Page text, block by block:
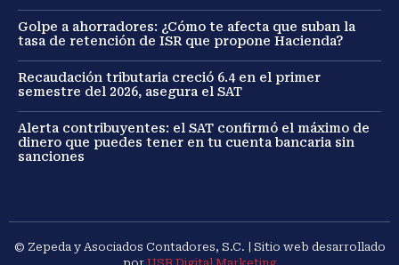
Golpe a ahorradores: ¿Cómo te afecta que suban la
tasa de retención de ISR que propone Hacienda?
Recaudación tributaria creció 6.4 en el primer
semestre del 2026, asegura el SAT
Alerta contribuyentes: el SAT confirmó el máximo de
dinero que puedes tener en tu cuenta bancaria sin
sanciones
© Zepeda y Asociados Contadores, S.C. | Sitio web desarrollado